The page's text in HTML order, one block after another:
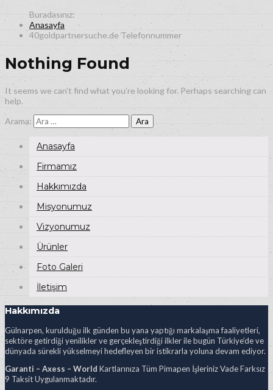
Anasayfa
40goldpartnersuche.de Telefonnummer
Nothing Found
It seems we can’t find what you’re looking for. Perhaps searching can
help.
Arama:
Anasayfa
Firmamız
Hakkımızda
Misyonumuz
Vizyonumuz
Ürünler
Foto Galeri
İletişim
Hakkımızda
Gülnarpen, kurulduğu ilk günden bu yana yaptığı markalaşma faaliyetleri,
sektöre getirdiği yenilikler ve gerçekleştirdiği ilkler ile bugün Türkiye’de ve
dünyada sürekli yükselmeyi hedefleyen bir istikrarla yoluna devam ediyor.
Garanti – Axess – World Kartlarınıza Tüm Pimapen İşleriniz Vade Farksız
9 Taksit Uygulanmaktadır.